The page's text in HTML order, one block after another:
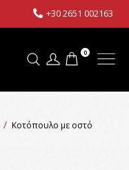
+30 2651 002163
0
Κοτόπουλο με οστό